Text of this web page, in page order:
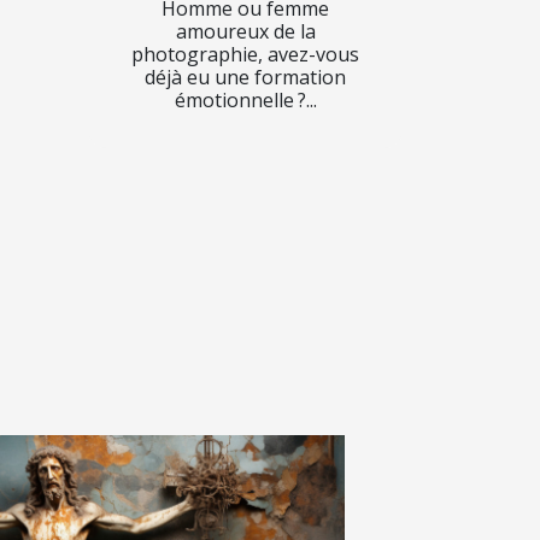
Homme ou femme
amoureux de la
photographie, avez-vous
déjà eu une formation
émotionnelle ?...